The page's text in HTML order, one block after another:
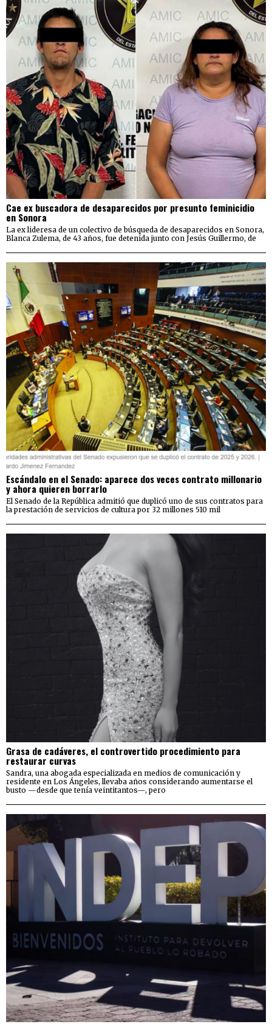
Cae ex buscadora de desaparecidos por presunto feminicidio
en Sonora
La ex lideresa de un colectivo de búsqueda de desaparecidos en Sonora,
Blanca Zulema, de 43 años, fue detenida junto con Jesús Guillermo, de
Escándalo en el Senado: aparece dos veces contrato millonario
y ahora quieren borrarlo
El Senado de la República admitió que duplicó uno de sus contratos para
la prestación de servicios de cultura por 32 millones 510 mil
Grasa de cadáveres, el controvertido procedimiento para
restaurar curvas
Sandra, una abogada especializada en medios de comunicación y
residente en Los Ángeles, llevaba años considerando aumentarse el
busto —desde que tenía veintitantos—, pero